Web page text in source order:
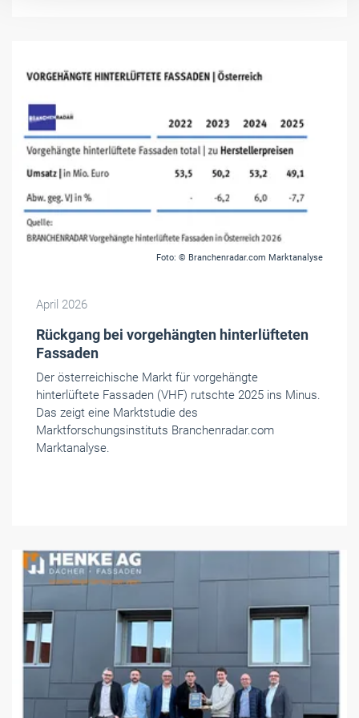
Foto: © Branchenradar.com Marktanalyse
April 2026
Rückgang bei vorgehängten hinterlüfteten
Fassaden
Der österreichische Markt für vorgehängte
hinterlüftete Fassaden (VHF) rutschte 2025 ins Minus.
Das zeigt eine Marktstudie des
Marktforschungsinstituts Branchenradar.com
Marktanalyse.